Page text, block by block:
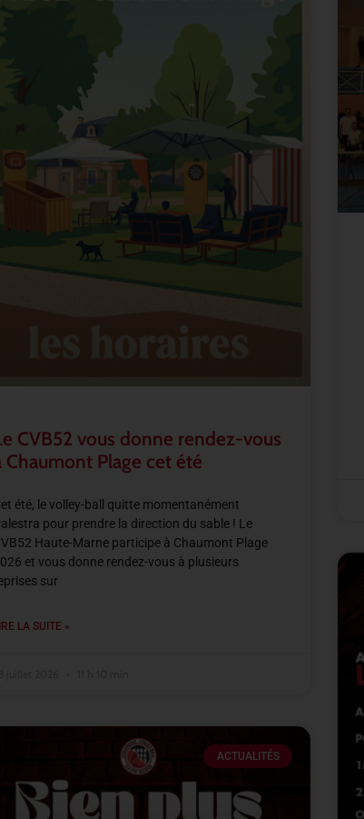
CVB52 vous donne rendez-vous
Chaumont Plage cet été
été, le volley-ball quitte momentanément
pour prendre la direction du sable ! Le
Haute-Marne participe à Chaumont Plage
et vous donne rendez-vous à plusieurs
sur
LA SUITE »
ACTUALITÉS